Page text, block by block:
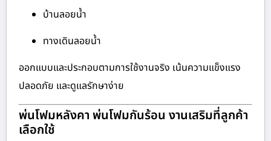
บ้านลอยน้ำ
ทางเดินลอยน้ำ
ออกแบบและประกอบตามการใช้งานจริง เน้นความแข็งแรง
ปลอดภัย และดูแลรักษาง่าย
พ่นโฟมหลังคา พ่นโฟมกันร้อน งานเสริมที่ลูกค้า
เลือกใช้